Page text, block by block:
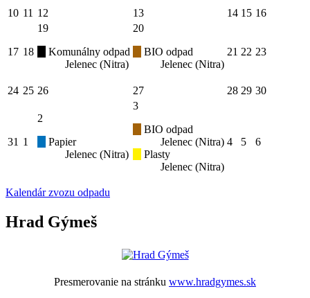
10 11 12 13 14 15 16
17 18
19
Komunálny odpad
Jelenec (Nitra)
20
BIO odpad
Jelenec (Nitra)
21 22 23
24 25 26 27 28 29 30
31 1
2
Papier
Jelenec (Nitra)
3
BIO odpad
Jelenec (Nitra)
Plasty
Jelenec (Nitra)
4 5 6
Kalendár zvozu odpadu
Hrad Gýmeš
Presmerovanie na stránku www.hradgymes.sk